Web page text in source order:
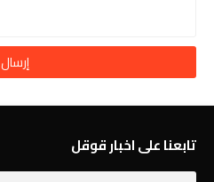
تابعنا على اخبار قوقل